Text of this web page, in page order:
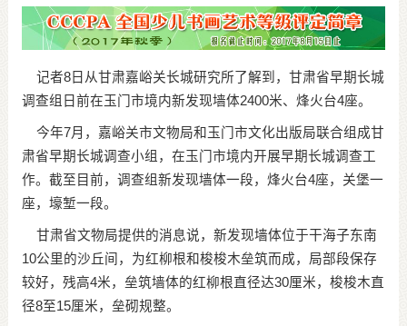
记者8日从甘肃嘉峪关长城研究所了解到，甘肃省早期长城
调查组日前在玉门市境内新发现墙体2400米、烽火台4座。
今年7月，嘉峪关市文物局和玉门市文化出版局联合组成甘
肃省早期长城调查小组，在玉门市境内开展早期长城调查工
作。截至目前，调查组新发现墙体一段，烽火台4座，关堡一
座，壕堑一段。
甘肃省文物局提供的消息说，新发现墙体位于干海子东南
10公里的沙丘间，为红柳根和梭梭木垒筑而成，局部段保存
较好，残高4米，垒筑墙体的红柳根直径达30厘米，梭梭木直
径8至15厘米，垒砌规整。